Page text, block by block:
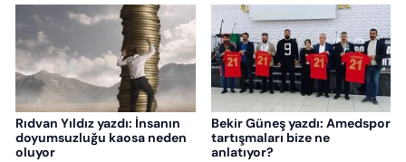
Rıdvan Yıldız yazdı: İnsanın
doyumsuzluğu kaosa neden
oluyor
Bekir Güneş yazdı: Amedspor
tartışmaları bize ne
anlatıyor?